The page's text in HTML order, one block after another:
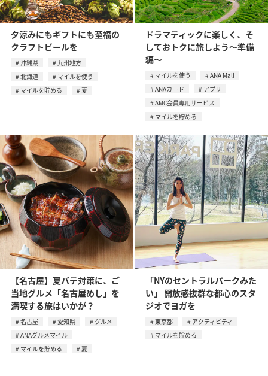
夕涼みにもギフトにも至福の
クラフトビールを
沖縄県
九州地方
北海道
マイルを使う
マイルを貯める
夏
ドラマティックに楽しく、そ
しておトクに旅しよう～準備
編～
マイルを使う
ANA Mall
ANAカード
アプリ
AMC会員専用サービス
マイルを貯める
【名古屋】夏バテ対策に、ご
当地グルメ「名古屋めし」を
満喫する旅はいかが？
名古屋 愛知県
グルメ
ANAグルメマイル
マイルを貯める
夏
「NYのセントラルパークみた
い」 開放感抜群な都心のスタ
ジオでヨガを
東京都
アクティビティ
マイルを貯める